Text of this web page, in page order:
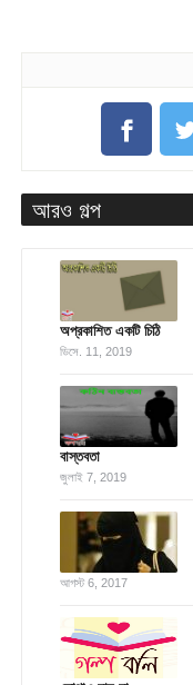
আরও গল্প
অপ্রকাশিত একটি চিঠি
ডিসে. 11, 2019
বাস্তবতা
জুলাই 7, 2019
আগস্ট 6, 2017